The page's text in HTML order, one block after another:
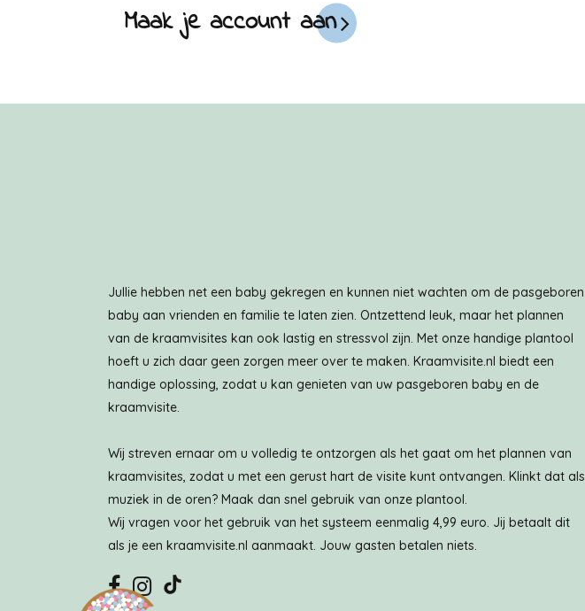
Maak je account aan
Jullie hebben net een baby gekregen en kunnen niet wachten om de pasgeboren
baby aan vrienden en familie te laten zien. Ontzettend leuk, maar het plannen
van de kraamvisites kan ook lastig en stressvol zijn. Met onze handige plantool
hoeft u zich daar geen zorgen meer over te maken. Kraamvisite.nl biedt een
handige oplossing, zodat u kan genieten van uw pasgeboren baby en de
kraamvisite.
Wij streven ernaar om u volledig te ontzorgen als het gaat om het plannen van
kraamvisites, zodat u met een gerust hart de visite kunt ontvangen. Klinkt dat als
muziek in de oren? Maak dan snel gebruik van onze plantool.
Wij vragen voor het gebruik van het systeem eenmalig 4,99 euro. Jij betaalt dit
als je een kraamvisite.nl aanmaakt. Jouw gasten betalen niets.